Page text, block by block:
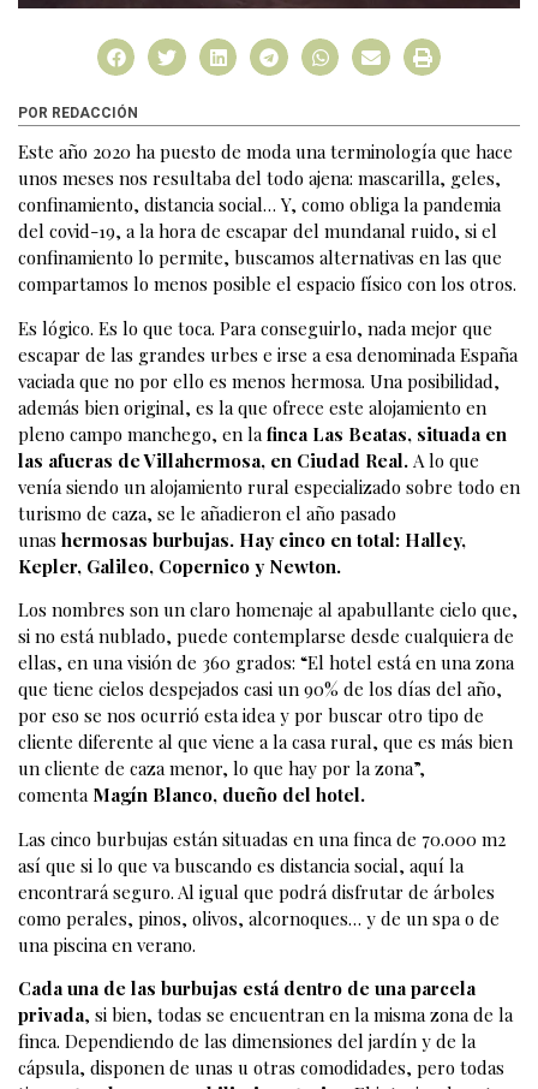
POR REDACCIÓN
Este año 2020 ha puesto de moda una terminología que hace
unos meses nos resultaba del todo ajena: mascarilla, geles,
confinamiento, distancia social… Y, como obliga la pandemia
del covid-19, a la hora de escapar del mundanal ruido, si el
confinamiento lo permite, buscamos alternativas en las que
compartamos lo menos posible el espacio físico con los otros.
Es lógico. Es lo que toca. Para conseguirlo, nada mejor que
escapar de las grandes urbes e irse a esa denominada España
vaciada que no por ello es menos hermosa. Una posibilidad,
además bien original, es la que ofrece este alojamiento en
pleno campo manchego, en la finca Las Beatas, situada en
las afueras de Villahermosa, en Ciudad Real. A lo que
venía siendo un alojamiento rural especializado sobre todo en
turismo de caza, se le añadieron el año pasado
unas hermosas burbujas. Hay cinco en total: Halley,
Kepler, Galileo, Copernico y Newton.
Los nombres son un claro homenaje al apabullante cielo que,
si no está nublado, puede contemplarse desde cualquiera de
ellas, en una visión de 360 grados: “El hotel está en una zona
que tiene cielos despejados casi un 90% de los días del año,
por eso se nos ocurrió esta idea y por buscar otro tipo de
cliente diferente al que viene a la casa rural, que es más bien
un cliente de caza menor, lo que hay por la zona”,
comentaMagín Blanco, dueño del hotel.
Las cinco burbujas están situadas en una finca de 70.000 m2
así que si lo que va buscando es distancia social, aquí la
encontrará seguro. Al igual que podrá disfrutar de árboles
como perales, pinos, olivos, alcornoques… y de un spa o de
una piscina en verano.
Cada una de las burbujas está dentro de una parcela
privada, si bien, todas se encuentran en la misma zona de la
finca. Dependiendo de las dimensiones del jardín y de la
cápsula, disponen de unas u otras comodidades, pero todas